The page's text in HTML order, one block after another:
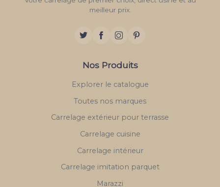
meilleur prix.
Nos Produits
Explorer le catalogue
Toutes nos marques
Carrelage extérieur pour terrasse
Carrelage cuisine
Carrelage intérieur
Carrelage imitation parquet
Marazzi